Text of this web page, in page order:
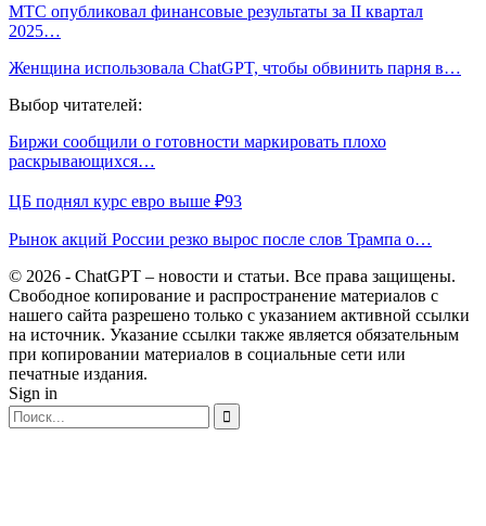
МТС опубликовал финансовые результаты за II квартал
2025…
Женщина использовала ChatGPT, чтобы обвинить парня в…
Выбор читателей:
Биржи сообщили о готовности маркировать плохо
раскрывающихся…
ЦБ поднял курс евро выше ₽93
Рынок акций России резко вырос после слов Трампа о…
© 2026 - ChatGPT – новости и статьи. Все права защищены.
Свободное копирование и распространение материалов с
нашего сайта разрешено только с указанием активной ссылки
на источник. Указание ссылки также является обязательным
при копировании материалов в социальные сети или
печатные издания.
Sign in